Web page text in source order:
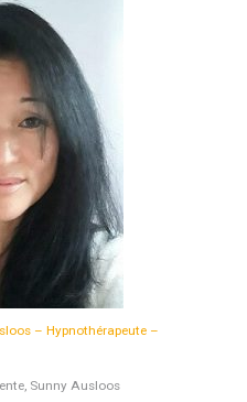
– Hypnothérapeute –
Sunny Ausloos